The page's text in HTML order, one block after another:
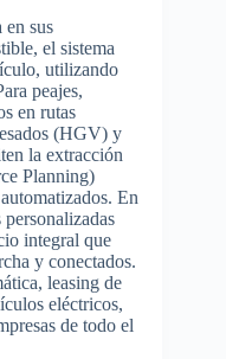
en sus
el sistema
utilizando
peajes,
en rutas
(HGV) y
la extracción
Planning)
En
integral que
y conectados.
leasing de
eléctricos,
de todo el